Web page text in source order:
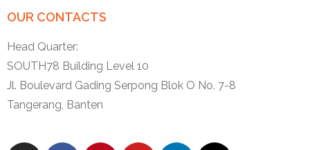
OUR CONTACTS
Head Quarter:
SOUTH78 Building Level 10
Jl. Boulevard Gading Serpong Blok O No. 7-8
Tangerang, Banten